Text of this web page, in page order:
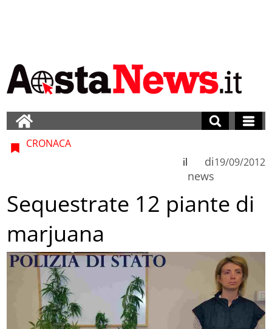
CRONACA
di
news
il 19/09/2012
Sequestrate 12 piante di
marjuana